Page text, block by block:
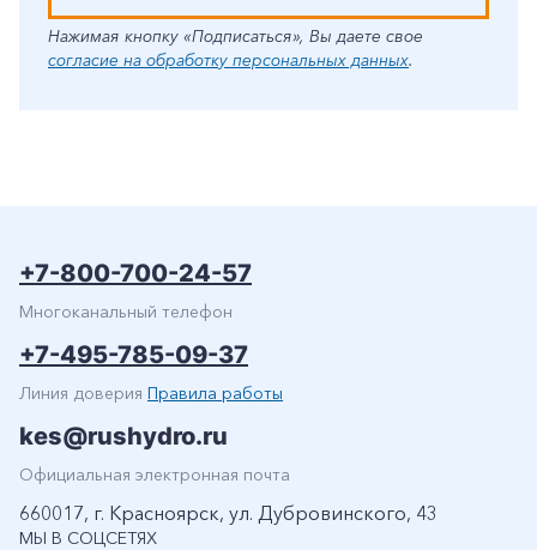
Нажимая кнопку «Подписаться», Вы даете свое
согласие на обработку персональных данных.
МЫ В СОЦСЕТЯХ
+7-800-700-24-57
Многоканальный телефон
+7-495-785-09-37
Линия доверия Правила работы
kes@rushydro.ru
Официальная электронная почта
660017, г. Красноярск, ул. Дубровинского, 43